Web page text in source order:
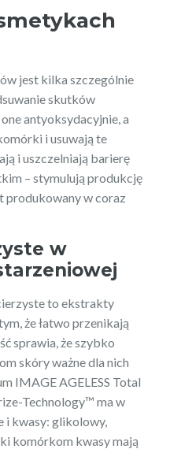
jest kilka szczególnie
skutków
antyoksydacyjnie, a
i usuwają te
i uszczelniają barierę
– stymulują produkcję
produkowany w coraz
w
to ekstrakty
że łatwo przenikają
sprawia, że szybko
skóry ważne dla nich
IMAGE AGELESS Total
Technology™ ma w
i kwasy: glikolowy,
komórkom kwasy mają